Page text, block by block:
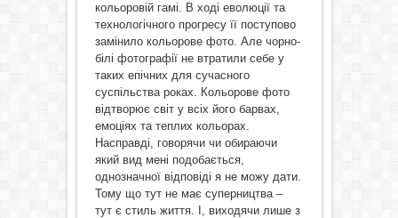
кольоровій гамі. В ході еволюції та
технологічного прогресу її поступово
замінило кольорове фото. Але чорно-
білі фотографії не втратили себе у
таких епічних для сучасного
суспільства роках. Кольорове фото
відтворює світ у всіх його барвах,
емоціях та теплих кольорах.
Насправді, говорячи чи обираючи
який вид мені подобається,
однозначної відповіді я не можу дати.
Тому що тут не має суперництва –
тут є стиль життя. І, виходячи лише з